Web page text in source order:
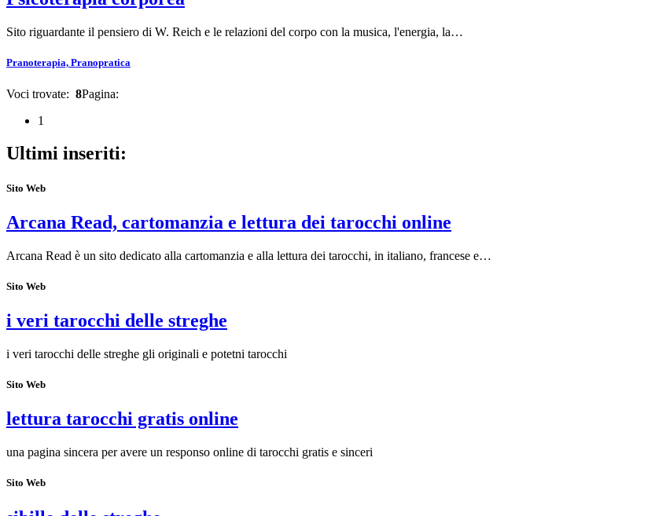
Sito riguardante il pensiero di W. Reich e le relazioni del corpo con la musica, l'energia, la…
Pranoterapia, Pranopratica
Voci trovate: 8Pagina:
1
Ultimi inseriti:
Sito Web
Arcana Read, cartomanzia e lettura dei tarocchi online
Arcana Read è un sito dedicato alla cartomanzia e alla lettura dei tarocchi, in italiano, francese e…
Sito Web
i veri tarocchi delle streghe
i veri tarocchi delle streghe gli originali e potetni tarocchi
Sito Web
lettura tarocchi gratis online
una pagina sincera per avere un responso online di tarocchi gratis e sinceri
Sito Web